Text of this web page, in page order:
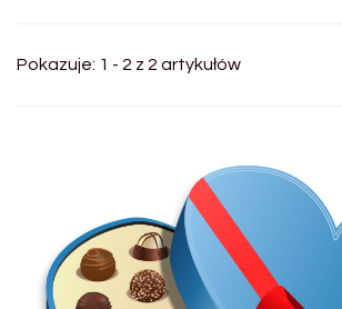
Pokazuje: 1 - 2 z 2 artykułów